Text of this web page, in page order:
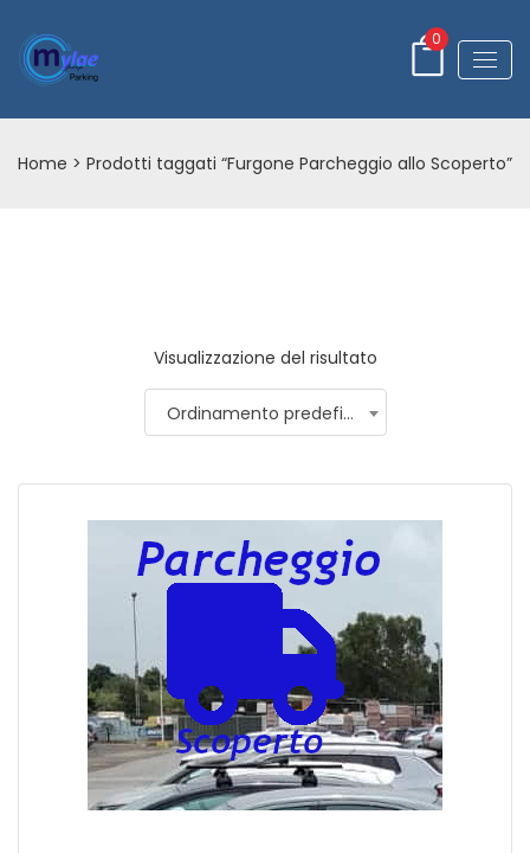
0
Home > Prodotti taggati “Furgone Parcheggio allo Scoperto”
Visualizzazione del risultato
Ordinamento predefinito